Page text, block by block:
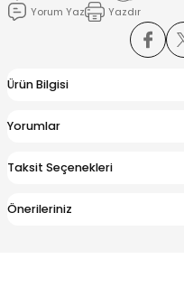
Yorum Yaz
Yazdır
Ürün Bilgisi
Yorumlar
Taksit Seçenekleri
Önerileriniz